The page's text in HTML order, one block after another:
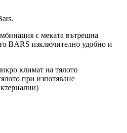
с меката вътрешна
BARS изключително удобно и
климат на тялото
при изпотяване